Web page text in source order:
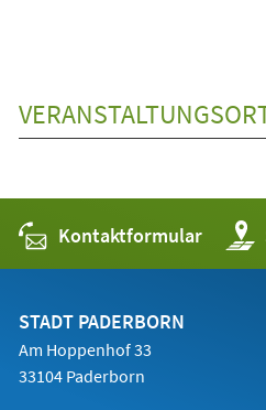
Kontaktformular
in
STADT PADERBORN
Am Hoppenhof 33
33104 Paderborn